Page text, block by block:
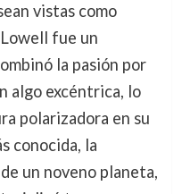
vistas como
fue un
la pasión por
algo excéntrica, lo
polarizadora en su
conocida, la
un noveno planeta,